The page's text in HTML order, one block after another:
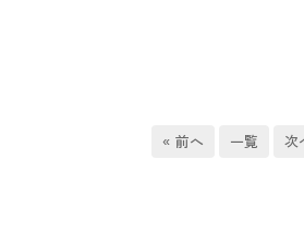
« 前へ 一覧 次